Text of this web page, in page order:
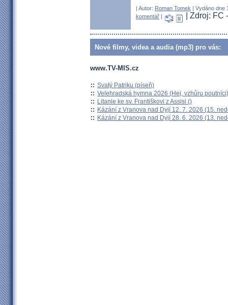
| Autor: Roman Tomek | Vydáno dne
komentář | | Zdroj:
Nové filmy, videa a audia (mp3) pro vás:
www.TV-MIS.cz
:: Svatý Patriku (píseň)
:: Velehradská hymna 2026 (Hej, vzhůru poutníci)
:: Litanie ke sv. Františkovi z Assisi ()
:: Kázání z Vranova nad Dyjí 12. 7. 2026 (15.
:: Kázání z Vranova nad Dyjí 28. 6. 2026 (13.